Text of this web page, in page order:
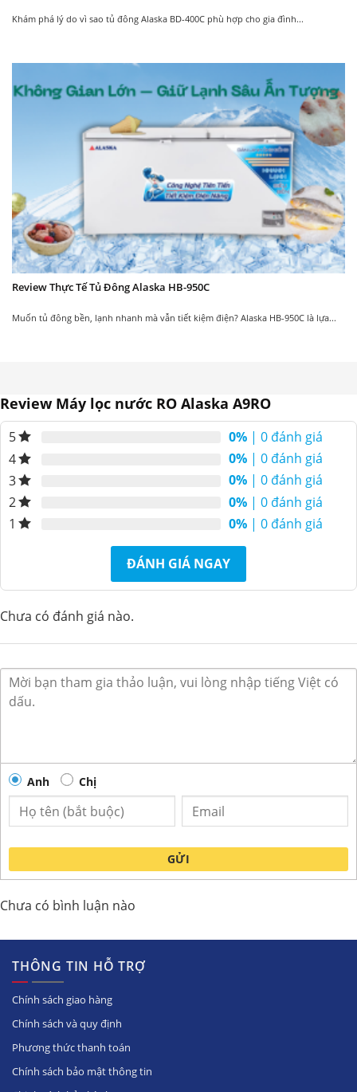
Khám phá lý do vì sao tủ đông Alaska BD-400C phù hợp cho gia đình...
Review Thực Tế Tủ Đông Alaska HB-950C
Muốn tủ đông bền, lạnh nhanh mà vẫn tiết kiệm điện? Alaska HB-950C là lựa...
Review Máy lọc nước RO Alaska A9RO
5 0% | 0 đánh giá
4
0% | 0 đánh giá
3
0% | 0 đánh giá
2
0% | 0 đánh giá
1
0% | 0 đánh giá
ĐÁNH GIÁ NGAY
Chưa có đánh giá nào.
Anh Chị
GỬI
Chưa có bình luận nào
THÔNG TIN HỖ TRỢ
Chính sách giao hàng
Chính sách và quy định
Phương thức thanh toán
Chính sách bảo mật thông tin